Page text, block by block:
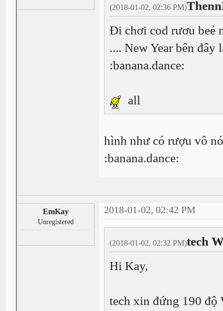
(2018-01-02, 02:36 PM)
Đi chơi cod rươu beẻ
.... New Year bên
:banana.dance:
all
hình như có rượu vô
:banana.dance:
EmKay
Unregistered
2018-01-02, 02:42 PM
(2018-01-02, 02:32 PM)tech
Hi Kay,
tech xin đứng 190 độ